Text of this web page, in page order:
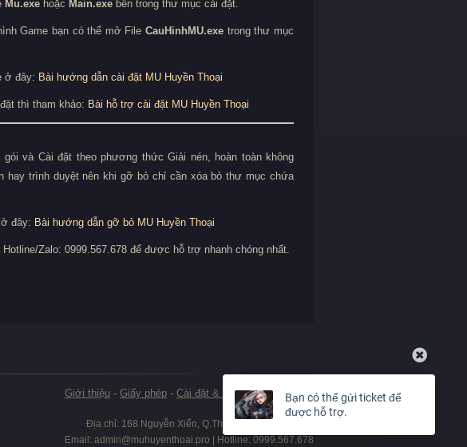
Mu.exe hoặc Main.exe bên trong thư mục cài đặt.
Game bạn có thể mở FileCauHinhMU.exe trong thư mục
ở đây: Bài hướng dẫn cài đặt MU Huyền Thoại
thì tham khảo: Bài hỗ trợ cài đặt MU Huyền Thoại
và Cài đặt theo phương thức Giải nén, hoàn toàn không
hay trình duyệt nên khi gỡ bỏ chỉ cần xóa bỏ thư mục chứa
đây: Bài hướng dẫn gỡ bỏ MU Huyền Thoại
Zalo: 0999.567.678 để được hỗ trợ nhanh chóng nhất.
Giới thiệu - Giấy phép - Cài đặt & Gỡ bỏ-Thanh toán
Địa chỉ: 168 Nguyễn Xiển, Q.Thanh Xuân, Tp.Hà Nội
Email: admin@muhuyenthoai.pro | Hotline: 0999.567.678
Bạn có thể gửi ticket để
được hỗ trợ.